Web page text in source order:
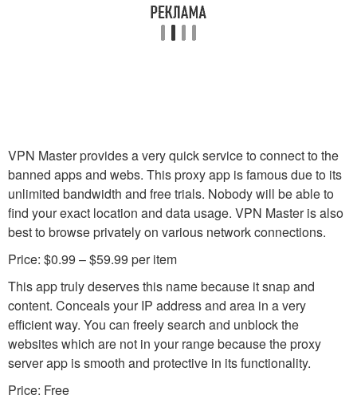
VPN Master provides a very quick service to connect to the
banned apps and webs. This proxy app is famous due to its
unlimited bandwidth and free trials. Nobody will be able to
find your exact location and data usage. VPN Master is also
best to browse privately on various network connections.
Price: $0.99 – $59.99 per item
This app truly deserves this name because it snap and
content. Conceals your IP address and area in a very
efficient way. You can freely search and unblock the
websites which are not in your range because the proxy
server app is smooth and protective in its functionality.
Price: Free